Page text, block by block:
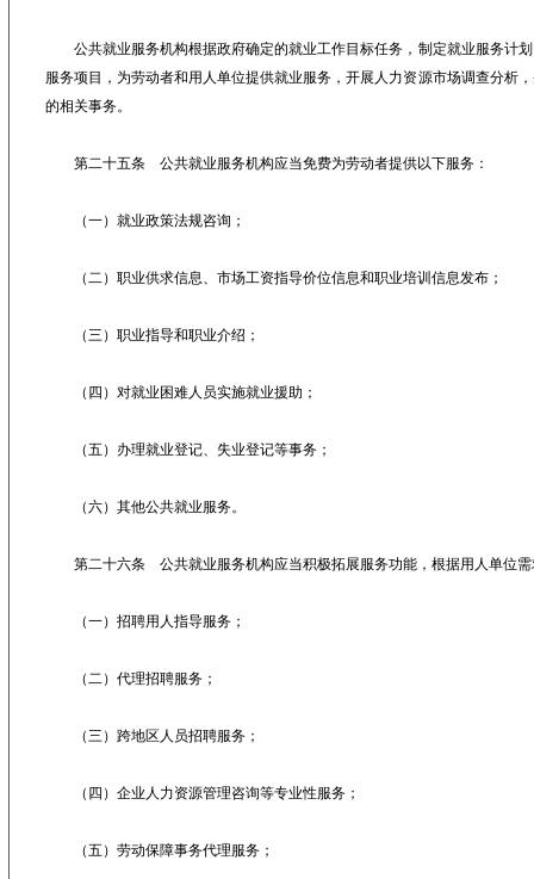
公共就业服务机构根据政府确定的就业工作目标任务，制定就业服务计划
服务项目，为劳动者和用人单位提供就业服务，开展人力资源市场调查分析
的相关事务。
第二十五条 公共就业服务机构应当免费为劳动者提供以下服务：
（一）就业政策法规咨询；
（二）职业供求信息、市场工资指导价位信息和职业培训信息发布；
（三）职业指导和职业介绍；
（四）对就业困难人员实施就业援助；
（五）办理就业登记、失业登记等事务；
（六）其他公共就业服务。
第二十六条 公共就业服务机构应当积极拓展服务功能，根据用人单位需
（一）招聘用人指导服务；
（二）代理招聘服务；
（三）跨地区人员招聘服务；
（四）企业人力资源管理咨询等专业性服务；
（五）劳动保障事务代理服务；